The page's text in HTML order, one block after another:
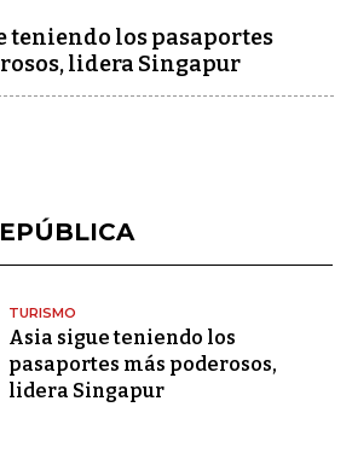
teniendo los pasaportes
lidera Singapur
TURISMO
Asia sigue teniendo los
pasaportes más poderosos,
lidera Singapur